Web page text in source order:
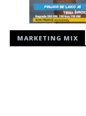
MARKETING MIX